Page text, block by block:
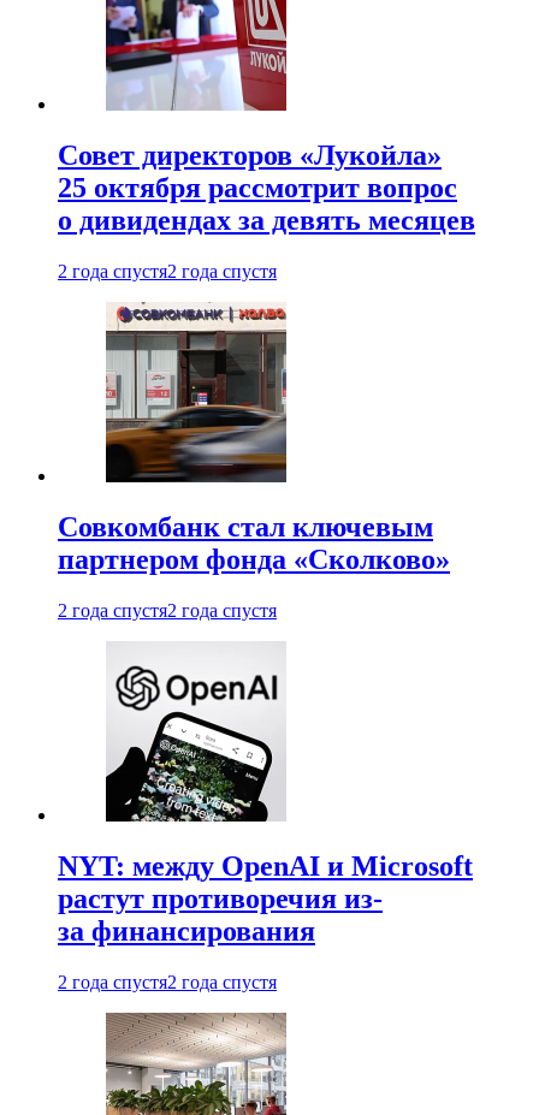
Совет директоров «Лукойла»
25 октября рассмотрит вопрос
о дивидендах за девять месяцев
2 года спустя2 года спустя
Совкомбанк стал ключевым
партнером фонда «Сколково»
2 года спустя2 года спустя
NYT: между OpenAI и Microsoft
растут противоречия из-
за финансирования
2 года спустя2 года спустя